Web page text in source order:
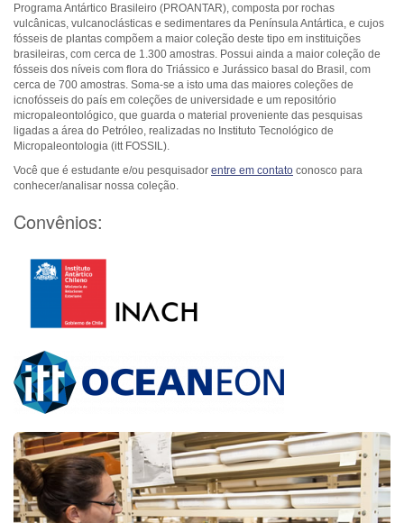
Programa Antártico Brasileiro (PROANTAR), composta por rochas
vulcânicas, vulcanoclásticas e sedimentares da Península Antártica, e cujos
fósseis de plantas compõem a maior coleção deste tipo em instituições
brasileiras, com cerca de 1.300 amostras. Possui ainda a maior coleção de
fósseis dos níveis com flora do Triássico e Jurássico basal do Brasil, com
cerca de 700 amostras. Soma-se a isto uma das maiores coleções de
icnofósseis do país em coleções de universidade e um repositório
micropaleontológico, que guarda o material proveniente das pesquisas
ligadas a área do Petróleo, realizadas no Instituto Tecnológico de
Micropaleontologia (itt FOSSIL).
Você que é estudante e/ou pesquisador entre em contato conosco para
conhecer/analisar nossa coleção.
Convênios: